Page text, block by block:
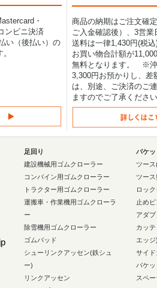
・
ンビニ決済
い（後払い）の
商品の納期はご注文確
ご入金確認後）、3営業
送料は一律1,430円(税込
お買い物合計額が
無料となります。 ※沖
3,300円お預かりし、差
は、別途、ご決済のご
ますのでご了承ください
足回り
建設機械用ゴムクローラー
コンバイン用ゴムクローラー
トラクター用ゴムクローラー
運搬車・作業機用ゴムクローラ
ー
除雪機用ゴムクローラー
ゴムパッド
シューリンクアッセン(鉄シュ
ー)
リンクアッセン
バケ
ツース
ツー
ロッ
止め
アダ
カッ
エッジ)
サイド
バケ
スペ